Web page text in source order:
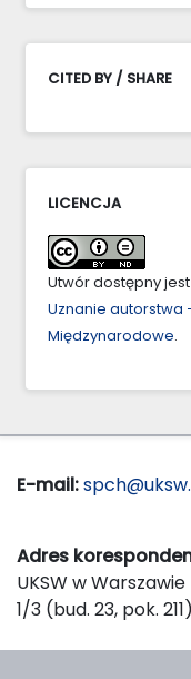
CITED BY / SHARE
LICENCJA
Utwór dostępny
Uznanie autorstwa
Międzynarodowe.
E-mail:
Adres
UKSW w
1/3 (bud. 23, pok.